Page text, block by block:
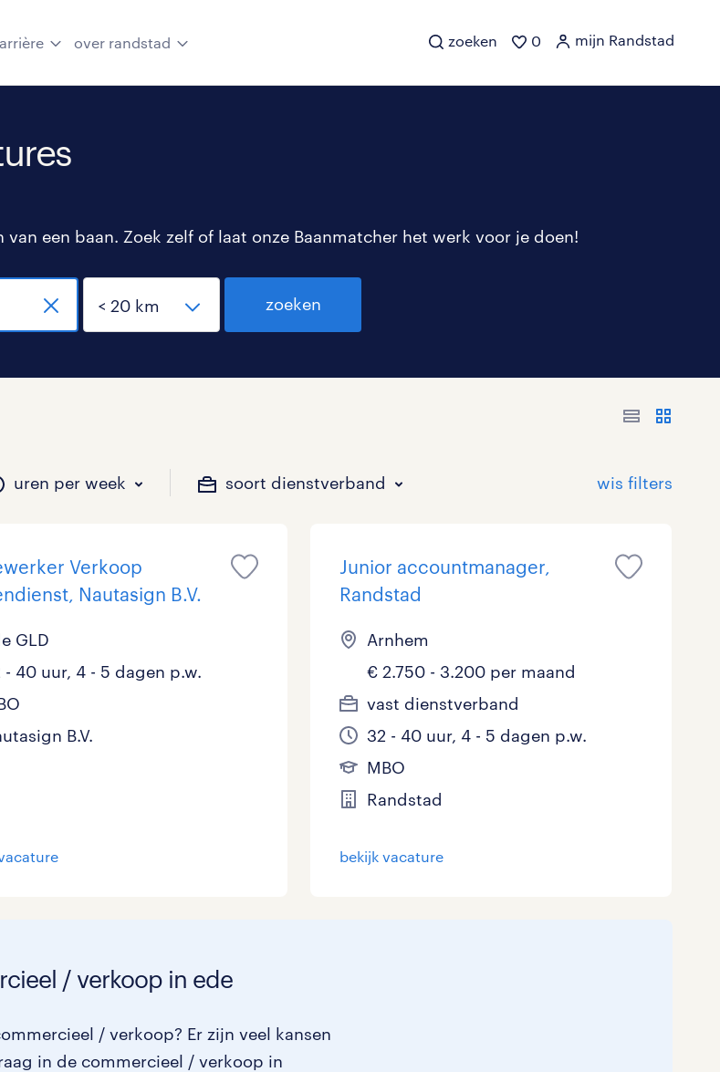
over randstad zoeken 0 mijn Randstad
een baan. Zoek zelf of laat onze Baanmatcher het werk voor je doen!
zoeken
uren per week soort dienstverband
Commercieel / Verkoop
Horeca / Catering
Juridisch
chain & procurement
0 HAVO/VWO 0
VMBO MBO
Ondersteunend onderwijs
uur 0 17 - 24 uur 1
uur 37 - 40+ uur 0
willen?
0 Tijdelijk met uitzicht op vast 2
Verkoop
Nautasign B.V.
GLD
- 40 uur, 4 - 5 dagen p.w.
B.V.
Junior accountmanager,
Randstad
Arnhem
€ 2.750 - 3.200 per maand
vast dienstverband
32 - 40 uur, 4 - 5 dagen p.w.
MBO
Randstad
bekijk vacature
/ verkoop in ede
/ verkoop? Er zijn veel kansen
in de commercieel / verkoop in